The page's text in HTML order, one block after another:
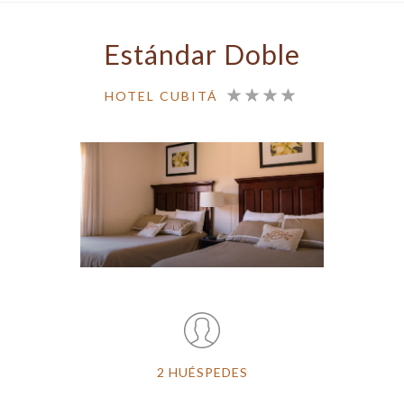
Estándar Doble
HOTEL CUBITÁ
2 HUÉSPEDES